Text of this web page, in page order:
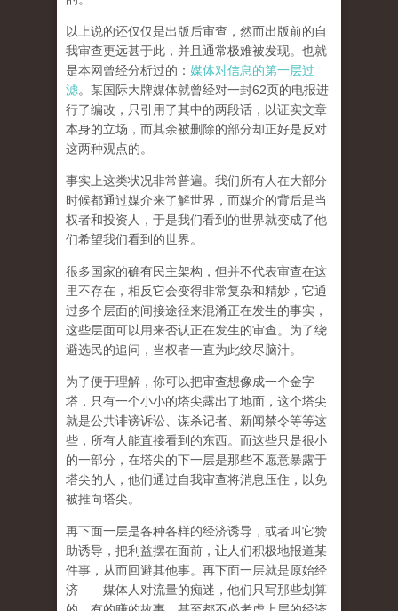
以上说的还仅仅是出版后审查，然而出版前的自
我审查更远甚于此，并且通常极难被发现。 也就
是本网曾经分析过的： 媒体对信息的第一层过
滤。某国际大牌媒体就曾经对一封62页的电报进
行了编改，只引用了其中的两段话，以证实文章
本身的立场，而其余被删除的部分却正好是反对
这两种观点的。
事实上这类状况非常普遍。我们所有人在大部分
时候都通过媒介来了解世界，而媒介的背后是当
权者和投资人，于是我们看到的世界就变成了他
们希望我们看到的世界。
很多国家的确有民主架构，但并不代表审查在这
里不存在，相反它会变得非常复杂和精妙，它通
过多个层面的间接途径来混淆正在发生的事实，
这些层面可以用来否认正在发生的审查。为了绕
避选民的追问，当权者一直为此绞尽脑汁。
为了便于理解，你可以把审查想像成一个金字
塔，只有一个小小的塔尖露出了地面，这个塔尖
就是公共诽谤诉讼、谋杀记者、新闻禁令等等这
些，所有人能直接看到的东西。而这些只是很小
的一部分，在塔尖的下一层是那些不愿意暴露于
塔尖的人，他们通过自我审查将消息压住，以免
被推向塔尖。
再下面一层是各种各样的经济诱导，或者叫它赞
助诱导，把利益摆在面前，让人们积极地报道某
件事，从而回避其他事。再下面一层就是原始经
济——媒体人对流量的痴迷，他们只写那些划算